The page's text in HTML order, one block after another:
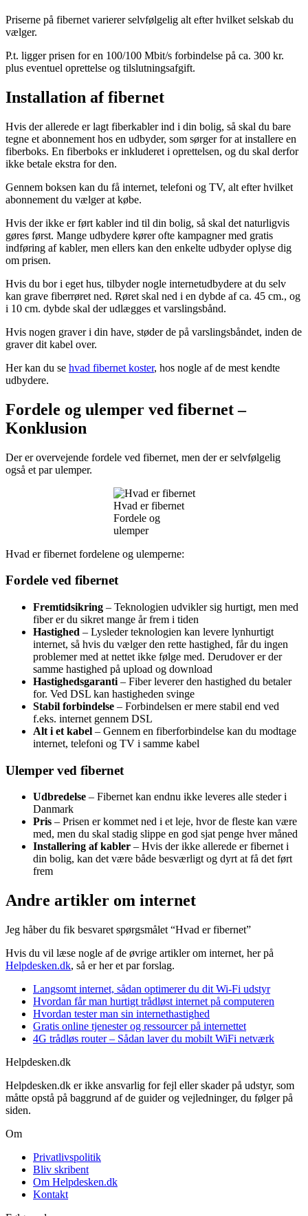
Priserne på fibernet varierer selvfølgelig alt efter hvilket selskab du
vælger.
P.t. ligger prisen for en 100/100 Mbit/s forbindelse på ca. 300 kr.
plus eventuel oprettelse og tilslutningsafgift.
Installation af fibernet
Hvis der allerede er lagt fiberkabler ind i din bolig, så skal du bare
tegne et abonnement hos en udbyder, som sørger for at installere en
fiberboks. En fiberboks er inkluderet i oprettelsen, og du skal derfor
ikke betale ekstra for den.
Gennem boksen kan du få internet, telefoni og TV, alt efter hvilket
abonnement du vælger at købe.
Hvis der ikke er ført kabler ind til din bolig, så skal det naturligvis
gøres først. Mange udbydere kører ofte kampagner med gratis
indføring af kabler, men ellers kan den enkelte udbyder oplyse dig
om prisen.
Hvis du bor i eget hus, tilbyder nogle internetudbydere at du selv
kan grave fiberrøret ned. Røret skal ned i en dybde af ca. 45 cm., og
i 10 cm. dybde skal der udlægges et varslingsbånd.
Hvis nogen graver i din have, støder de på varslingsbåndet, inden de
graver dit kabel over.
Her kan du se hvad fibernet koster, hos nogle af de mest kendte
udbydere.
Fordele og ulemper ved fibernet –
Konklusion
Der er overvejende fordele ved fibernet, men der er selvfølgelig
også et par ulemper.
Hvad er fibernet
Fordele og
ulemper
Hvad er fibernet fordelene og ulemperne:
Fordele ved fibernet
Fremtidsikring – Teknologien udvikler sig hurtigt, men med
fiber er du sikret mange år frem i tiden
Hastighed – Lysleder teknologien kan levere lynhurtigt
internet, så hvis du vælger den rette hastighed, får du ingen
problemer med at nettet ikke følge med. Derudover er der
samme hastighed på upload og download
Hastighedsgaranti – Fiber leverer den hastighed du betaler
for. Ved DSL kan hastigheden svinge
Stabil forbindelse – Forbindelsen er mere stabil end ved
f.eks. internet gennem DSL
Alt i et kabel – Gennem en fiberforbindelse kan du modtage
internet, telefoni og TV i samme kabel
Ulemper ved fibernet
Udbredelse – Fibernet kan endnu ikke leveres alle steder i
Danmark
Pris – Prisen er kommet ned i et leje, hvor de fleste kan være
med, men du skal stadig slippe en god sjat penge hver måned
Installering af kabler – Hvis der ikke allerede er fibernet i
din bolig, kan det være både besværligt og dyrt at få det ført
frem
Andre artikler om internet
Jeg håber du fik besvaret spørgsmålet “Hvad er fibernet”
Hvis du vil læse nogle af de øvrige artikler om internet, her på
Helpdesken.dk, så er her et par forslag.
Langsomt internet, sådan optimerer du dit Wi-Fi udstyr
Hvordan får man hurtigt trådløst internet på computeren
Hvordan tester man sin internethastighed
Gratis online tjenester og ressourcer på internettet
4G trådløs router – Sådan laver du mobilt WiFi netværk
Helpdesken.dk
Helpdesken.dk er ikke ansvarlig for fejl eller skader på udstyr, som
måtte opstå på baggrund af de guider og vejledninger, du følger på
siden.
Om
Privatlivspolitik
Bliv skribent
Om Helpdesken.dk
Kontakt